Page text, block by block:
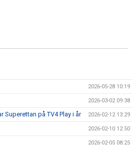
2026-05-28 10:19
2026-03-02 09:38
Superettan på TV4 Play i år 2026-02-12 13:29
2026-02-10 12:50
2026-02-05 08:25